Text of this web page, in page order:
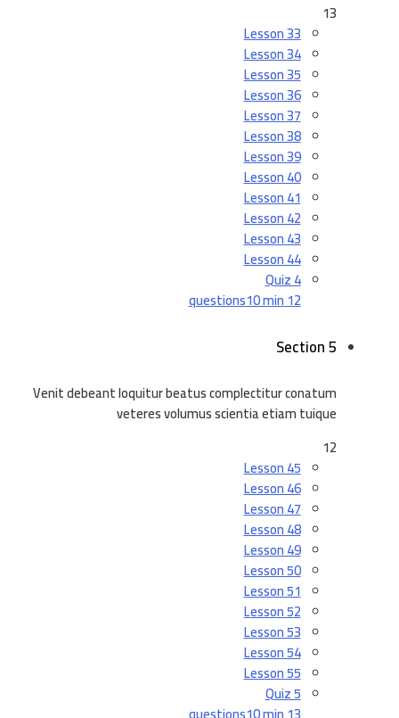
13
Lesson 33
Lesson 34
Lesson 35
Lesson 36
Lesson 37
Lesson 38
Lesson 39
Lesson 40
Lesson 41
Lesson 42
Lesson 43
Lesson 44
Quiz 4
12 questions
10 min
Section 5
Venit debeant loquitur beatus complectitur conatum
veteres volumus scientia etiam tuique
12
Lesson 45
Lesson 46
Lesson 47
Lesson 48
Lesson 49
Lesson 50
Lesson 51
Lesson 52
Lesson 53
Lesson 54
Lesson 55
Quiz 5